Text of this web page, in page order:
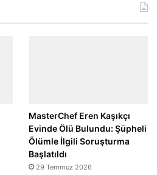
MasterChef Eren Kaşıkçı
Evinde Ölü Bulundu: Şüpheli
Ölümle İlgili Soruşturma
Başlatıldı
29 Temmuz 2026